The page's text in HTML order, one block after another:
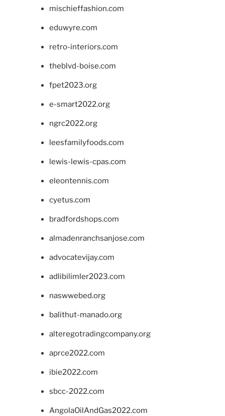
mischieffashion.com
eduwyre.com
retro-interiors.com
theblvd-boise.com
fpet2023.org
e-smart2022.org
ngrc2022.org
leesfamilyfoods.com
lewis-lewis-cpas.com
eleontennis.com
cyetus.com
bradfordshops.com
almadenranchsanjose.com
advocatevijay.com
adlibilimler2023.com
naswwebed.org
balithut-manado.org
alteregotradingcompany.org
aprce2022.com
ibie2022.com
sbcc-2022.com
AngolaOilAndGas2022.com